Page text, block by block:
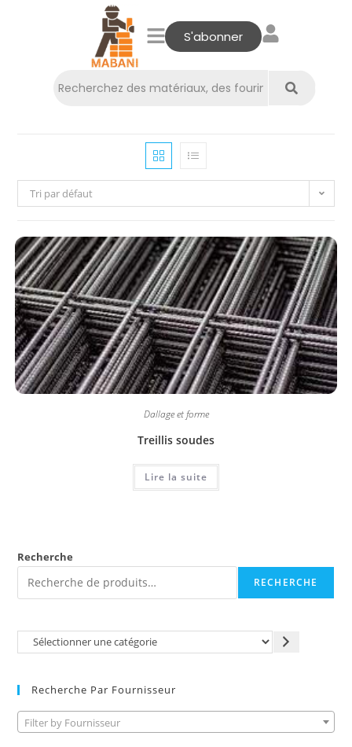
S'abonner
Tri par défaut
Dallage et forme
Treillis soudes
Lire la suite
Recherche
RECHERCHE
Recherche Par Fournisseur
Filter by Fournisseur